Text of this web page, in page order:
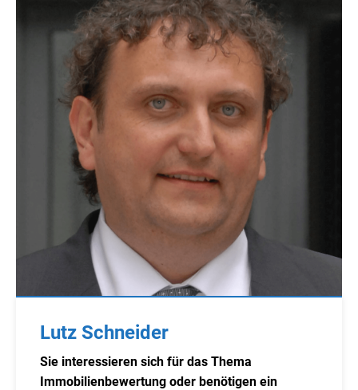
Lutz Schneider
Sie interessieren sich für das Thema
Immobilienbewertung oder benötigen ein